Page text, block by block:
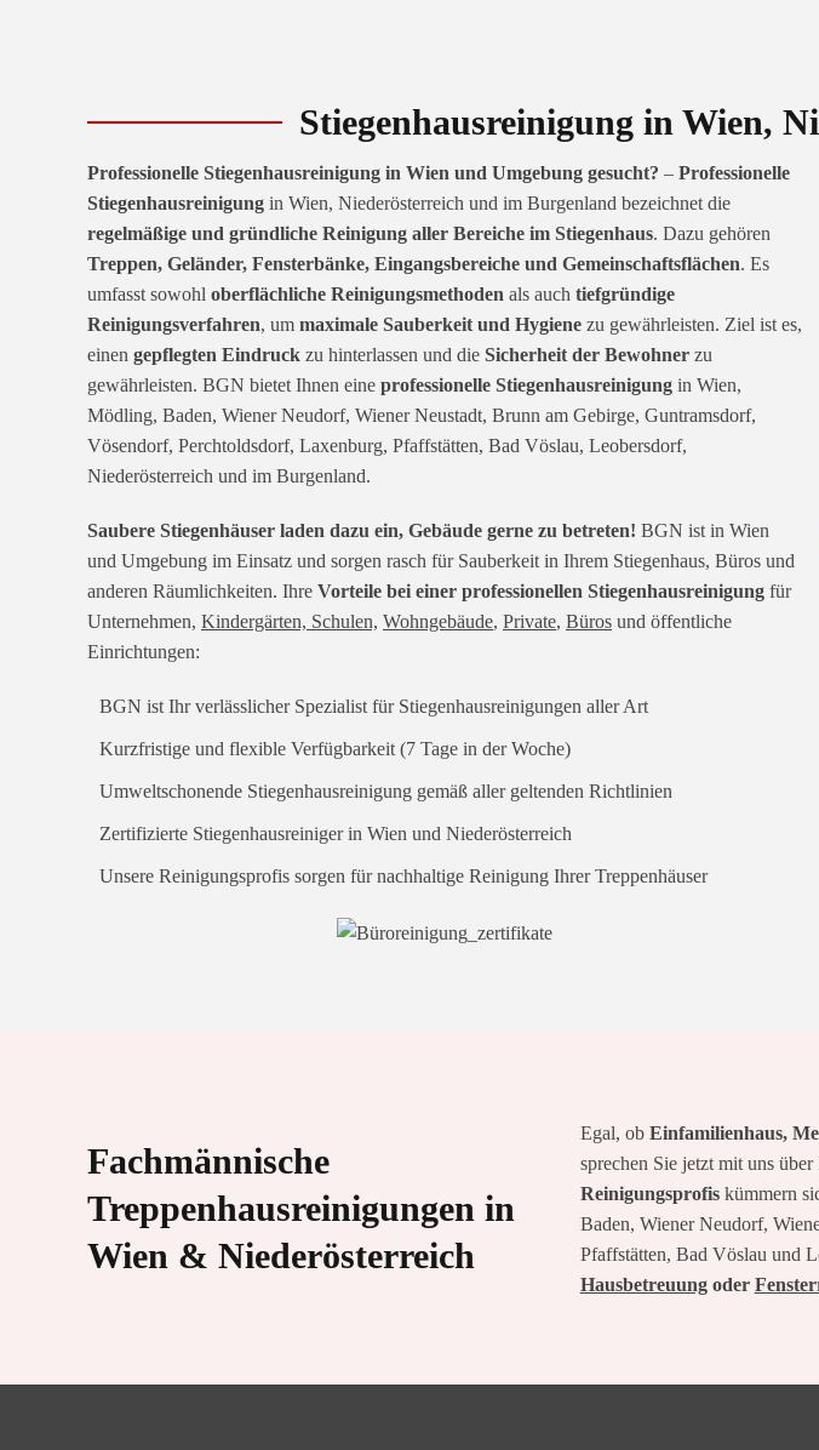
Stiegenhausreinigung in Wien,
Professionelle Stiegenhausreinigung in Wien und Umgebung gesucht? – Professionelle
Stiegenhausreinigung in Wien, Niederösterreich und im Burgenland bezeichnet die
regelmäßige und gründliche Reinigung aller Bereiche im Stiegenhaus. Dazu gehören
Treppen, Geländer, Fensterbänke, Eingangsbereiche und Gemeinschaftsflächen. Es
umfasst sowohl oberflächliche Reinigungsmethoden als auch tiefgründige
Reinigungsverfahren, um maximale Sauberkeit und Hygiene zu gewährleisten. Ziel ist es,
einen gepflegten Eindruck zu hinterlassen und die Sicherheit der Bewohner zu
gewährleisten. BGN bietet Ihnen eine professionelle Stiegenhausreinigung in Wien,
Mödling, Baden, Wiener Neudorf, Wiener Neustadt, Brunn am Gebirge, Guntramsdorf,
Vösendorf, Perchtoldsdorf, Laxenburg, Pfaffstätten, Bad Vöslau, Leobersdorf,
Niederösterreich und im Burgenland.
Saubere Stiegenhäuser laden dazu ein, Gebäude gerne zu betreten! BGN ist in Wien
und Umgebung im Einsatz und sorgen rasch für Sauberkeit in Ihrem Stiegenhaus, Büros und
anderen Räumlichkeiten. Ihre Vorteile bei einer professionellen Stiegenhausreinigung für
Unternehmen, Kindergärten, Schulen, Wohngebäude, Private, Büros und öffentliche
Einrichtungen:
BGN ist Ihr verlässlicher Spezialist für Stiegenhausreinigungen aller Art
Kurzfristige und flexible Verfügbarkeit (7 Tage in der Woche)
Umweltschonende Stiegenhausreinigung gemäß aller geltenden Richtlinien
Zertifizierte Stiegenhausreiniger in Wien und Niederösterreich
Unsere Reinigungsprofis sorgen für nachhaltige Reinigung Ihrer Treppenhäuser
Fachmännische
Treppenhausreinigungen in
Wien & Niederösterreich
Egal, ob Einfamilienhaus,
sprechen Sie jetzt mit uns über
Reinigungsprofiskümmern
Baden, Wiener Neudorf,
Pfaffstätten, Bad Vöslau und
Hausbetreuungoder